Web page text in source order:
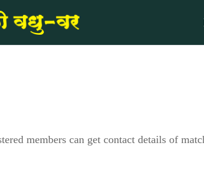
members can get contact details of